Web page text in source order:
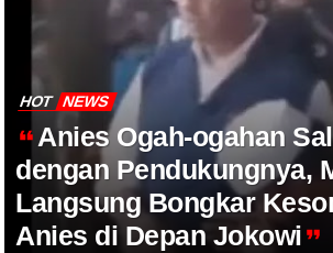
HOT NEWS
Anies Ogah-ogahan
dengan Pendukungnya,
Langsung Bongkar
Anies di Depan Jokowi